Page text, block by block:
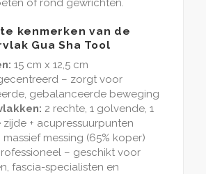
of rond gewrichten.
kenmerken van de
Gua Sha Tool
15 cm x 12,5 cm
– zorgt voor
gebalanceerde beweging
2 rechte, 1 golvende, 1
+ acupressuurpunten
massief messing (65% koper)
– geschikt voor
fascia-specialisten en